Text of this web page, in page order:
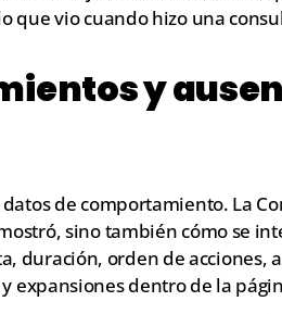
que vio cuando hizo una
y
de comportamiento. La
sino también cómo se
duración, orden de acciones,
expansiones dentro de la